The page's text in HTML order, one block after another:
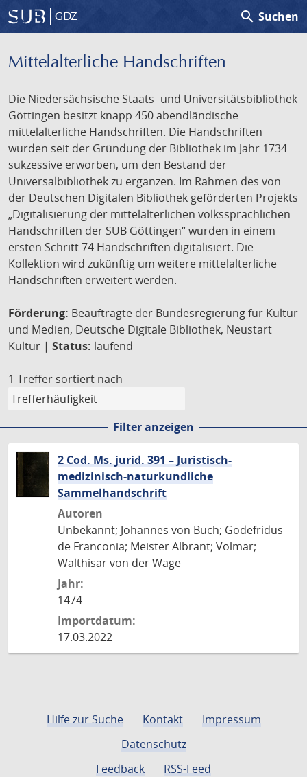
GDZ search Suchen
Mittelalterliche Handschriften
Die Niedersächsische Staats- und Universitätsbibliothek
Göttingen besitzt knapp 450 abendländische
mittelalterliche Handschriften. Die Handschriften
wurden seit der Gründung der Bibliothek im Jahr 1734
sukzessive erworben, um den Bestand der
Universalbibliothek zu ergänzen. Im Rahmen des von
der Deutschen Digitalen Bibliothek geförderten Projekts
„Digitalisierung der mittelalterlichen volkssprachlichen
Handschriften der SUB Göttingen“ wurden in einem
ersten Schritt 74 Handschriften digitalisiert. Die
Kollektion wird zukünftig um weitere mittelalterliche
Handschriften erweitert werden.
Förderung: Beauftragte der Bundesregierung für Kultur
und Medien, Deutsche Digitale Bibliothek, Neustart
Kultur | Status: laufend
1 Treffer sortiert nach
Filter anzeigen
2 Cod. Ms. jurid. 391 – Juristisch-
medizinisch-naturkundliche
Sammelhandschrift
Autoren
Unbekannt; Johannes von Buch; Godefridus
de Franconia; Meister Albrant; Volmar;
Walthisar von der Wage
Jahr:
1474
Importdatum:
17.03.2022
Hilfe zur Suche Kontakt
Impressum
Datenschutz
Feedback
RSS-Feed